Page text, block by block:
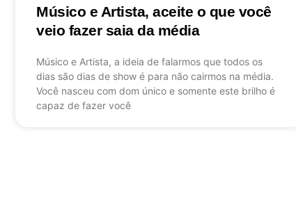
Músico e Artista, aceite o que você
veio fazer saia da média
Músico e Artista, a ideia de falarmos que todos os
dias são dias de show é para não cairmos na média.
Você nasceu com dom único e somente este brilho é
capaz de fazer você